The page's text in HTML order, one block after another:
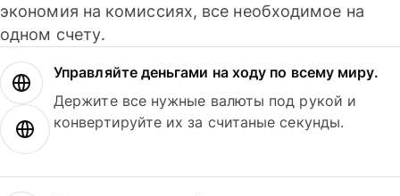
экономия на комиссиях, все необходимое на
одном счету.
Управляйте деньгами на ходу по всему миру.
Держите все нужные валюты под рукой и
конвертируйте их за считаные секунды.